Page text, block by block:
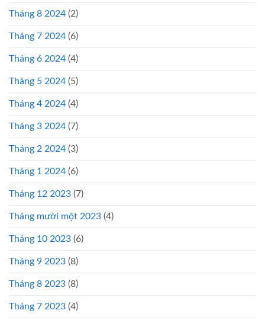
Tháng 8 2024 (2)
Tháng 7 2024 (6)
Tháng 6 2024 (4)
Tháng 5 2024 (5)
Tháng 4 2024 (4)
Tháng 3 2024 (7)
Tháng 2 2024 (3)
Tháng 1 2024 (6)
Tháng 12 2023 (7)
Tháng mười một 2023 (4)
Tháng 10 2023 (6)
Tháng 9 2023 (8)
Tháng 8 2023 (8)
Tháng 7 2023 (4)